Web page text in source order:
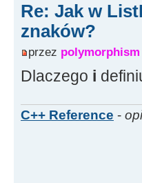
Re: Jak w
znaków?
przez polymorphism
Dlaczego i
C++ Reference -